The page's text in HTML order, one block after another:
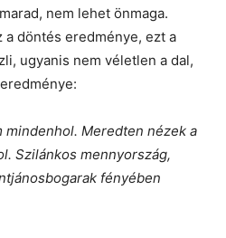
nem lehet önmaga.
döntés eredménye, ezt a
ugyanis nem véletlen a dal,
mindenhol. Meredten nézek a
Szilánkos mennyország,
fényében